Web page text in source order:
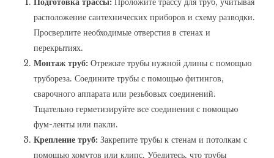
расположение сантехнических приборов и схему разводки.
Просверлите необходимые отверстия в стенах и
перекрытиях.
Монтаж труб: Отрежьте трубы нужной длины с помощью
трубореза. Соедините трубы с помощью фитингов,
сварочного аппарата или резьбовых соединений.
Тщательно герметизируйте все соединения с помощью
фум-ленты или пакли.
Крепление труб: Закрепите трубы к стенам и потолкам с
помощью хомутов или клипс. Убедитесь, что трубы